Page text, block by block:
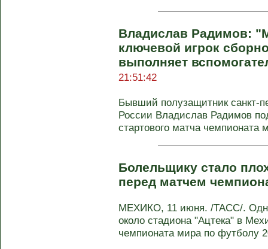
Владислав Радимов:
ключевой игрок
выполняет
21:51:42
Бывший полузащитник санкт-
России Владислав Радимов
стартового матча
Болельщику стало
перед матчем
МЕХИКО, 11 июня. /ТАСС/.
около стадиона "Ацтека" в
чемпионата мира по футболу